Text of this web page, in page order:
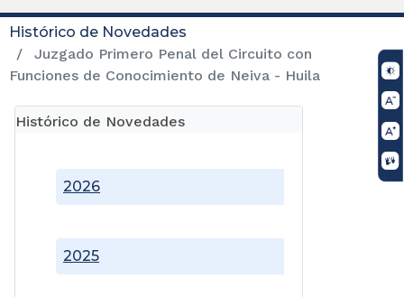
Histórico de Novedades
Juzgado Primero Penal del Circuito con
Funciones de Conocimiento de Neiva - Huila
Histórico de Novedades
2025
2026